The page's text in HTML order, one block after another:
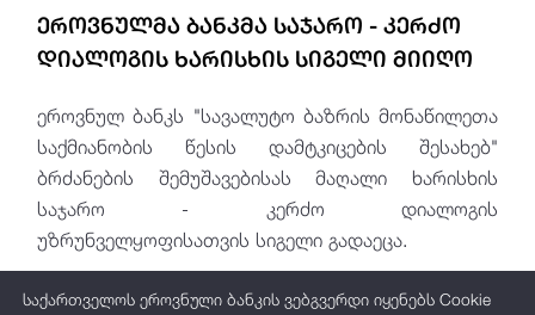
ეროვნულმა ბანკმა საჯარო - კერძო
დიალოგის ხარისხის სიგელი მიიღო
ეროვნულ ბანკს "სავალუტო ბაზრის მონაწილეთა
საქმიანობის წესის დამტკიცების შესახებ"
ბრძანების შემუშავებისას მაღალი ხარისხის
საჯარო - კერძო დიალოგის
უზრუნველყოფისათვის სიგელი გადაეცა.
საქართველოს ეროვნული ბანკის ვებგვერდი იყენებს Cookie